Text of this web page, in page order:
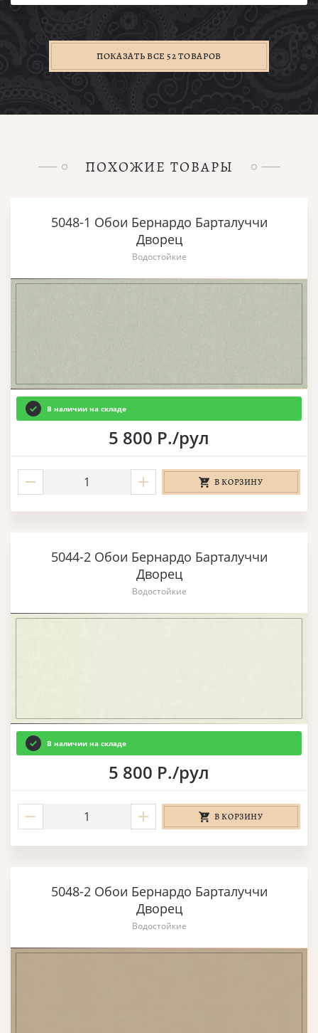
ПОКАЗАТЬ ВСЕ 52 ТОВАРОВ
ПОХОЖИЕ ТОВАРЫ
5048-1 Обои Бернардо Барталуччи
Дворец
Водостойкие
В наличии на складе
5 800 Р./рул
В КОРЗИНУ
5044-2 Обои Бернардо Барталуччи
Дворец
Водостойкие
В наличии на складе
5 800 Р./рул
В КОРЗИНУ
5048-2 Обои Бернардо Барталуччи
Дворец
Водостойкие